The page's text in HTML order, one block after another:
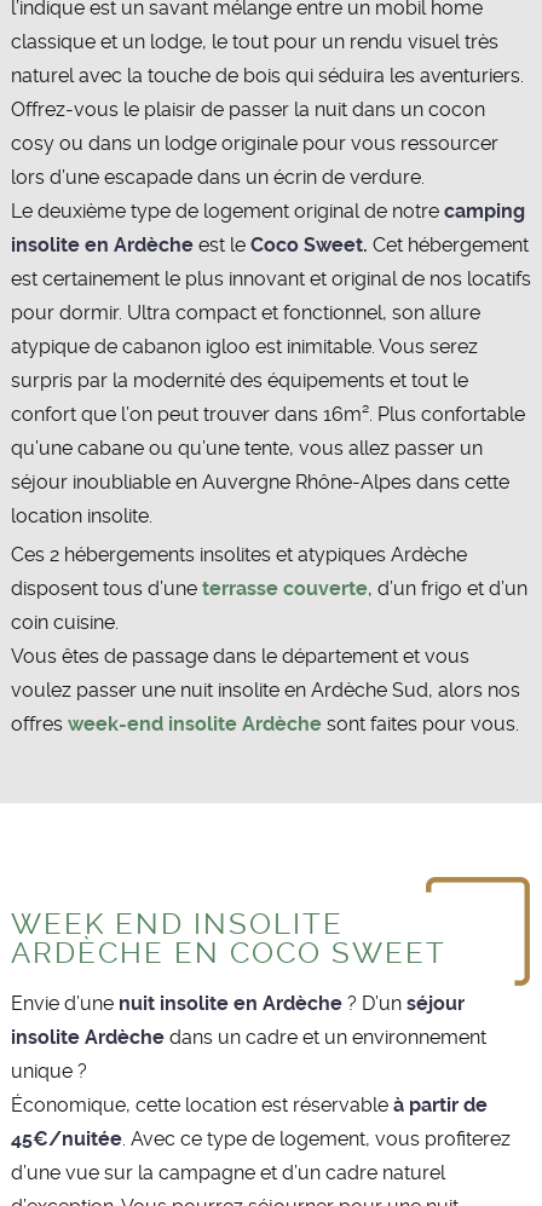
l’indique est un savant mélange entre un mobil home
classique et un lodge, le tout pour un rendu visuel très
naturel avec la touche de bois qui séduira les aventuriers.
Offrez-vous le plaisir de passer la nuit dans un cocon
cosy ou dans un lodge originale pour vous ressourcer
lors d’une escapade dans un écrin de verdure.
Le deuxième type de logement original de notrecamping
insolite en Ardèche est leCoco Sweet. Cet hébergement
est certainement le plus innovant et original de nos locatifs
pour dormir. Ultra compact et fonctionnel, son allure
atypique de cabanon igloo est inimitable. Vous serez
surpris par la modernité des équipements et tout le
confort que l’on peut trouver dans 16m². Plus confortable
qu’une cabane ou qu’une tente, vous allez passer un
séjour inoubliable en Auvergne Rhône-Alpes dans cette
location insolite.
Ces 2 hébergements insolites et atypiques Ardèche
disposent tous d’une terrasse couverte, d’un frigo et d’un
coin cuisine.
Vous êtes de passage dans le département et vous
voulez passer une nuit insolite en Ardèche Sud, alors nos
offres week-end insolite Ardèchesont faites pour vous.
WEEK END INSOLITE
ARDÈCHE EN COCO SWEET
Envie d’une nuit insolite en Ardèche? D’un séjour
insolite Ardèchedans un cadre et un environnement
unique ?
Économique, cette location est réservableà partir de
45€/nuitée. Avec ce type de logement, vous profiterez
d’une vue sur la campagne et d’un cadre naturel